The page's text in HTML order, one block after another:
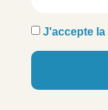
J'accepte la